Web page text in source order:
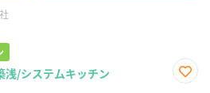
/システムキッチン